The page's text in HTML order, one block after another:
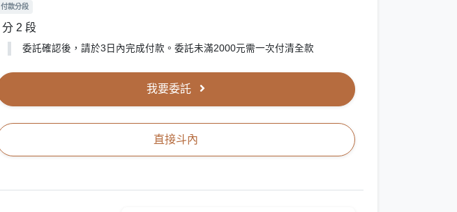
付款分段
分 2 段
委託確認後，請於3日內完成付款。委託未滿2000元需一次付清全款
我要委託
直接斗內